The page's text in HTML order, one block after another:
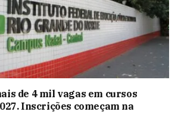
de 4 mil vagas em cursos
Inscrições começam na